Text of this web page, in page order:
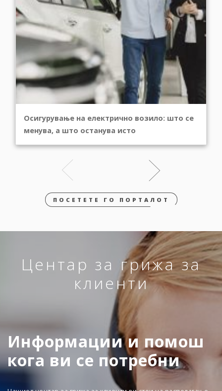
Осигурување на електрично возило: што се
менува, а што останува исто
ПОСЕТЕТЕ ГО ПОРТАЛОТ
Центар за грижа за
клиенти
Информации и помош
кога ви се потребни